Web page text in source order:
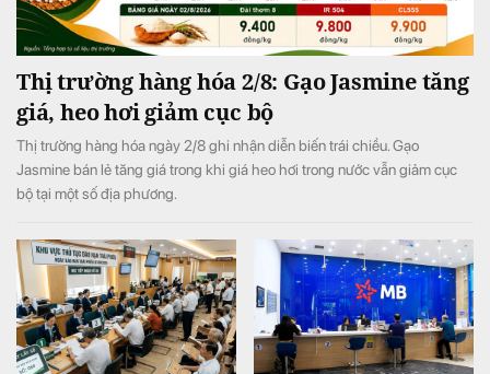
Thị trường hàng hóa 2/8: Gạo Jasmine tăng
giá, heo hơi giảm cục bộ
Thị trường hàng hóa ngày 2/8 ghi nhận diễn biến trái chiều. Gạo
Jasmine bán lẻ tăng giá trong khi giá heo hơi trong nước vẫn giảm cục
bộ tại một số địa phương.